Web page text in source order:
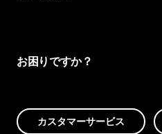
お困りですか？
カスタマーサービス